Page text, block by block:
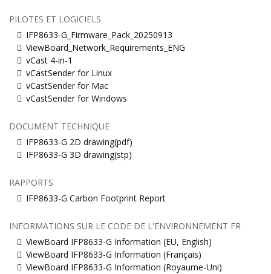
PILOTES ET LOGICIELS
IFP8633-G_Firmware_Pack_20250913
ViewBoard_Network_Requirements_ENG
vCast 4-in-1
vCastSender for Linux
vCastSender for Mac
vCastSender for Windows
DOCUMENT TECHNIQUE
IFP8633-G 2D drawing(pdf)
IFP8633-G 3D drawing(stp)
RAPPORTS
IFP8633-G Carbon Footprint Report
INFORMATIONS SUR LE CODE DE L'ENVIRONNEMENT FR
ViewBoard IFP8633-G Information (EU, English)
ViewBoard IFP8633-G Information (Français)
ViewBoard IFP8633-G Information (Royaume-Uni)